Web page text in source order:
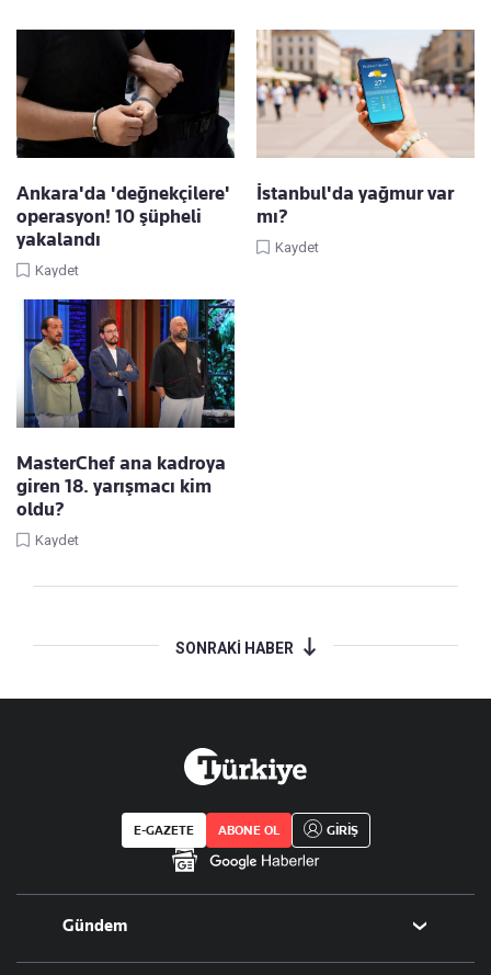
Ankara'da 'değnekçilere'
operasyon! 10 şüpheli
yakalandı
Kaydet
İstanbul'da yağmur var
mı?
Kaydet
MasterChef ana kadroya
giren 18. yarışmacı kim
oldu?
Kaydet
SONRAKİ HABER
E-GAZETE ABONE OL GİRİŞ
Gündem
Politika